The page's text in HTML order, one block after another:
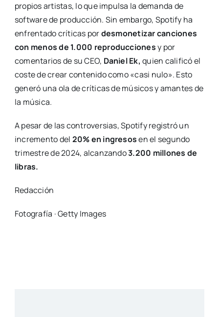
propios artistas, lo que impulsa la demanda de
software de producción. Sin embargo, Spotify ha
enfrentado críticas pordesmonetizar canciones
con menos de 1.000 reproduccionesy por
comentarios de su CEO, Daniel Ek, quien calificó el
coste de crear contenido como «casi nulo». Esto
generó una ola de críticas de músicos y amantes de
la música.
A pesar de las controversias, Spotify registró un
incremento del 20% en ingresosen el segundo
trimestre de 2024, alcanzando3.200 millones de
libras.
Redacción
Fotografía · Getty Images